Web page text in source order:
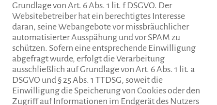
Grundlage von Art. 6 Abs. 1 lit. f DSGVO. Der
Websitebetreiber hat ein berechtigtes Interesse
daran, seine Webangebote vor missbräuchlicher
automatisierter Ausspähung und vor SPAM zu
schützen. Sofern eine entsprechende Einwilligung
abgefragt wurde, erfolgt die Verarbeitung
ausschließlich auf Grundlage von Art. 6 Abs. 1 lit. a
DSGVO und § 25 Abs. 1 TTDSG, soweit die
Einwilligung die Speicherung von Cookies oder den
Zugriff auf Informationen im Endgerät des Nutzers